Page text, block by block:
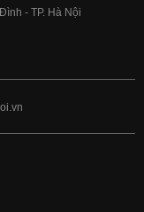
- TP. Hà Nội